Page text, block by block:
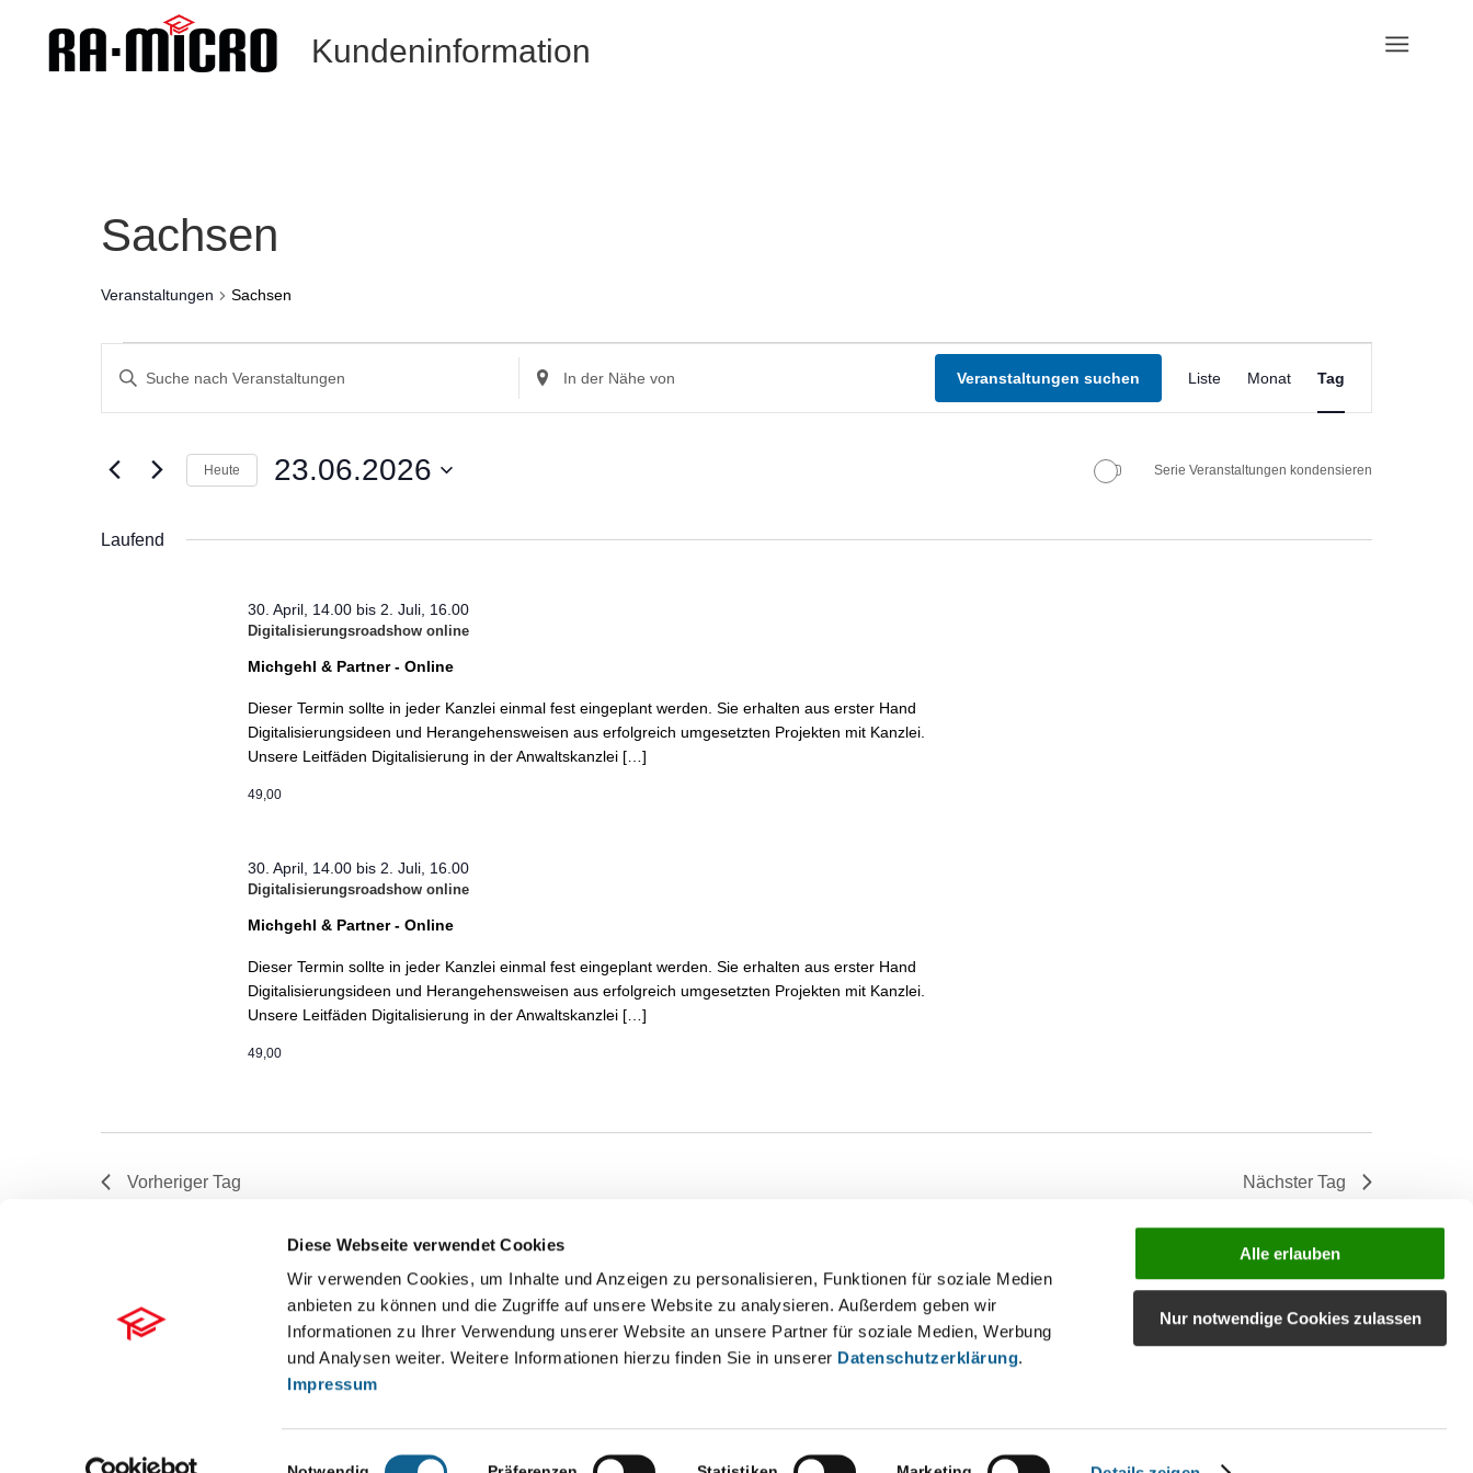
Diese Webseite verwendet Cookies
Wir verwenden Cookies, um Inhalte und Anzeigen zu personalisieren, Funktionen für soziale Medien
anbieten zu können und die Zugriffe auf unsere Website zu analysieren. Außerdem geben wir
Informationen zu Ihrer Verwendung unserer Website an unsere Partner für soziale Medien, Werbung
und Analysen weiter. Weitere Informationen hierzu finden Sie in unserer Datenschutzerklärung.
Impressum
Einwilligungsauswahl
Alle erlauben
Nur notwendige Cookies zulassen
Kundeninformation
Sachsen
Veranstaltungen Sachsen
für
23.06.2026
Such-
und
Ansichtennavigation
Geben
Schlüsselwort.
Suche
Veranstaltungen
Standort
eingeben.
Veranstaltungen suchen
Navigation
Liste Monat Tag
Heute 23.06.2026 Serie Veranstaltungen kondensieren
Laufend
Digitalisierungsroadshow online
30. April, 14.00 bis 2. Juli, 16.00
Michgehl & Partner - Online
Dieser Termin sollte in jeder Kanzlei einmal fest eingeplant werden. Sie erhalten aus erster Hand
Digitalisierungsideen und Herangehensweisen aus erfolgreich umgesetzten Projekten mit Kanzlei.
Unsere Leitfäden Digitalisierung in der Anwaltskanzlei […]
49,00
Digitalisierungsroadshow online
30. April, 14.00 bis 2. Juli, 16.00
Michgehl & Partner - Online
Dieser Termin sollte in jeder Kanzlei einmal fest eingeplant werden. Sie erhalten aus erster Hand
Digitalisierungsideen und Herangehensweisen aus erfolgreich umgesetzten Projekten mit Kanzlei.
Unsere Leitfäden Digitalisierung in der Anwaltskanzlei […]
49,00
Vorheriger Tag Nächster Tag